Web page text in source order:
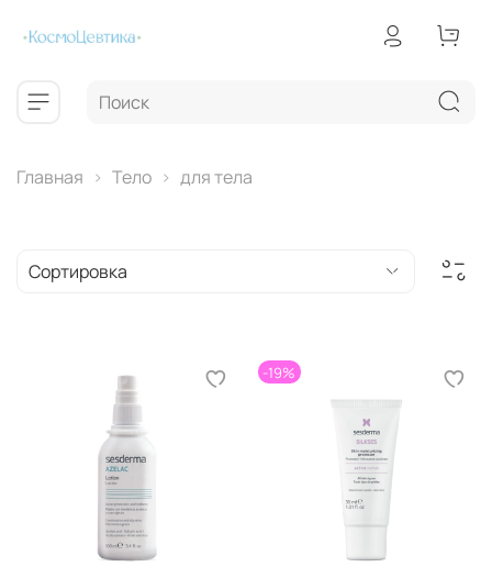
Главная Тело для тела
-19%